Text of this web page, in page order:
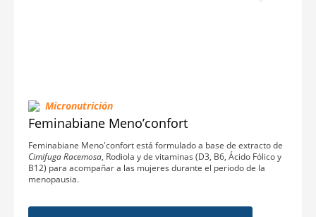
Micronutrición
Feminabiane Meno’confort
Feminabiane Meno'confort está formulado a base de extracto de
Cimifuga Racemosa, Rodiola y de vitaminas (D3, B6, Ácido Fólico y
B12) para acompañar a las mujeres durante el periodo de la
menopausia.